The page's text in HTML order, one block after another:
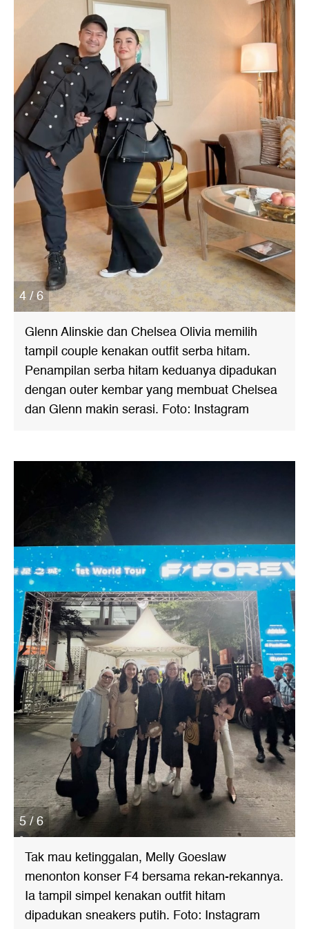
4 / 6
Glenn Alinskie dan Chelsea Olivia memilih
tampil couple kenakan outfit serba hitam.
Penampilan serba hitam keduanya dipadukan
dengan outer kembar yang membuat Chelsea
dan Glenn makin serasi. Foto: Instagram
5 / 6
Tak mau ketinggalan, Melly Goeslaw
menonton konser F4 bersama rekan-rekannya.
Ia tampil simpel kenakan outfit hitam
dipadukan sneakers putih. Foto: Instagram